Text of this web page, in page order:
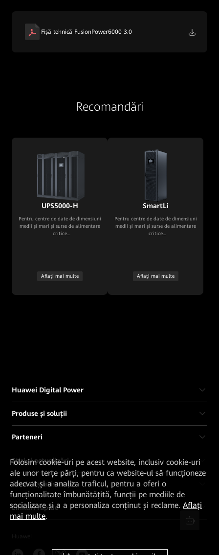
Fișă tehnică FusionPower6000 3.0
Recomandări
UPS5000-H
Pentru centre de date de dimensiuni
medii și mari și surse de alimentare
critice
Aflați mai multe
SmartLi
Pentru centre de date de dimensiuni
medii și mari și surse de alimentare
critice
Aflați mai multe
Huawei Digital Power
Produse și soluții
Parteneri
Știri și actualizări
Servicii și asistență
Linkuri rapide
Folosim cookie-uri pe acest website, inclusiv cookie-uri
ale unor terțe părți, pentru ca website-ul să funcționeze
adecvat și a analiza traficul, pentru a oferi o
funcționalitate îmbunătățită, funcții pe mediile de
socializare și a a personaliza conținut și reclame. Aflați
mai multe.